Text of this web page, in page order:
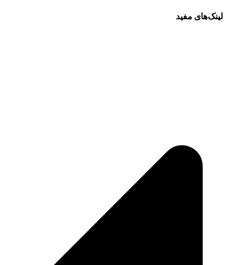
لینک‌های مفید